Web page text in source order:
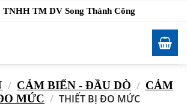
TNHH TM DV Song Thành Công
/ CẢM BIẾN - ĐẦU DÒ / CẢM
MỨC / THIẾT BỊ ĐO MỨC